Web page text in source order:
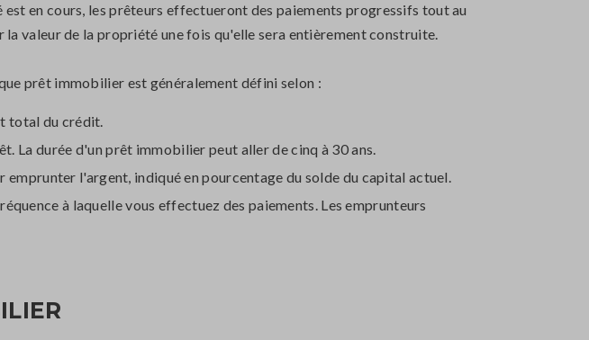
en cours, les prêteurs effectueront des paiements progressifs tout au
valeur de la propriété une fois qu'elle sera entièrement construite.
prêt immobilier est généralement défini selon :
total du crédit.
La durée d'un prêt immobilier peut aller de cinq à 30 ans.
emprunter l'argent, indiqué en pourcentage du solde du capital actuel.
à laquelle vous effectuez des paiements. Les emprunteurs